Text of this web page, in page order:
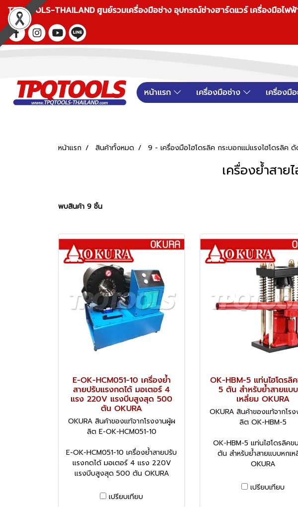
TPQTOOLS-THAILAND ศูนย์รวมเครื่องมือช่าง อุปกรณ์ช่างฮาร์ดแวร์ เครื่องมือไ
หน้าแรก เครื่องมือช่าง เครื่องมื
หน้าแรก สินค้าทั้งหมด 9 - เครื่องมือไฮโดรลิค กระบอกแม่แรงไฮโดรลิค
เครื่องย้ำสาย
พบสินค้า 9 ชิ้น
E-OK-HCM051-10 เครื่องย้ำ
สายปรับแรงกดได้ มอเตอร์ 4
แรง 220V แรงบีบสูงสุด 500
ตัน OKURA
OKURA สินค้าของแท้จากโรงงานผู้ผ
ลิต E-OK-HCM051-10
E-OK-HCM051-10 เครื่องย้ำสายปรับ
แรงกดได้ มอเตอร์ 4 แรง 220V
แรงบีบสูงสุด 500 ตัน OKURA
เปรียบเทียบ
OK-HBM-5 แท่นไฮโดรลิ
5 ตัน สำหรับย้ำสายแบ
เหลี่ยม OKURA
OKURA สินค้าของแท้จากโร
ลิต OK-HBM-5
OK-HBM-5 แท่นไฮโดรลิคข
ตัน สำหรับย้ำสายแบบหกเ
OKURA
เปรียบเทียบ